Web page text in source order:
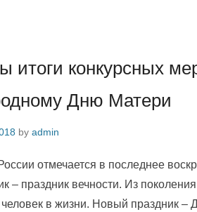
итоги конкурсных
Дню Матери
by admin
отмечается в последнее
– праздник вечности. Из
в жизни. Новый праздник –